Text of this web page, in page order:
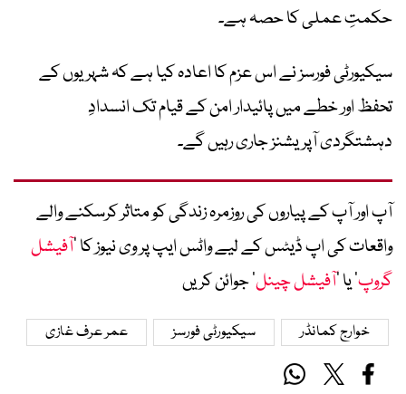
حکمتِ عملی کا حصہ ہے۔
سیکیورٹی فورسز نے اس عزم کا اعادہ کیا ہے کہ شہریوں کے
تحفظ اور خطے میں پائیدار امن کے قیام تک انسدادِ
دہشتگردی آپریشنز جاری رہیں گے۔
آپ اور آپ کے پیاروں کی روزمرہ زندگی کو متاثر کرسکنے والے
واقعات کی اپ ڈیٹس کے لیے واٹس ایپ پر وی نیوز کا ’آفیشل
گروپ‘ یا ’آفیشل چینل‘ جوائن کریں
خوارج کمانڈر سیکیورٹی فورسز عمر عرف غازی